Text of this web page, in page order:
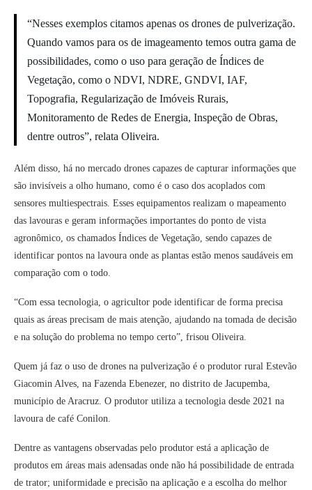
“Nesses exemplos citamos apenas os drones de pulverização.
Quando vamos para os de imageamento temos outra gama de
possibilidades, como o uso para geração de Índices de
Vegetação, como o NDVI, NDRE, GNDVI, IAF,
Topografia, Regularização de Imóveis Rurais,
Monitoramento de Redes de Energia, Inspeção de Obras,
dentre outros”, relata Oliveira.
Além disso, há no mercado drones capazes de capturar informações que
são invisíveis a olho humano, como é o caso dos acoplados com
sensores multiespectrais. Esses equipamentos realizam o mapeamento
das lavouras e geram informações importantes do ponto de vista
agronômico, os chamados Índices de Vegetação, sendo capazes de
identificar pontos na lavoura onde as plantas estão menos saudáveis em
comparação com o todo.
“Com essa tecnologia, o agricultor pode identificar de forma precisa
quais as áreas precisam de mais atenção, ajudando na tomada de decisão
e na solução do problema no tempo certo”, frisou Oliveira.
Quem já faz o uso de drones na pulverização é o produtor rural Estevão
Giacomin Alves, na Fazenda Ebenezer, no distrito de Jacupemba,
município de Aracruz. O produtor utiliza a tecnologia desde 2021 na
lavoura de café Conilon.
Dentre as vantagens observadas pelo produtor está a aplicação de
produtos em áreas mais adensadas onde não há possibilidade de entrada
de trator; uniformidade e precisão na aplicação e a escolha do melhor